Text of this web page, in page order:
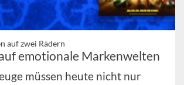
auf zwei Rädern
emotionale Markenwelten
müssen heute nicht nur